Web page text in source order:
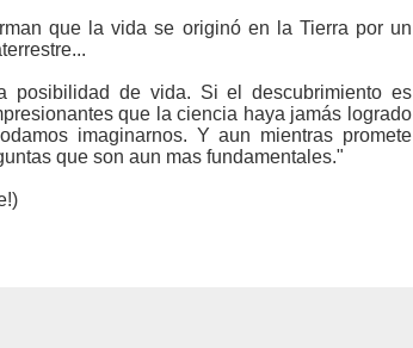
que la vida se originó en la Tierra por un
posibilidad de vida. Si el descubrimiento es
que la ciencia haya jamás logrado
imaginarnos. Y aun mientras promete
que son aun mas fundamentales."